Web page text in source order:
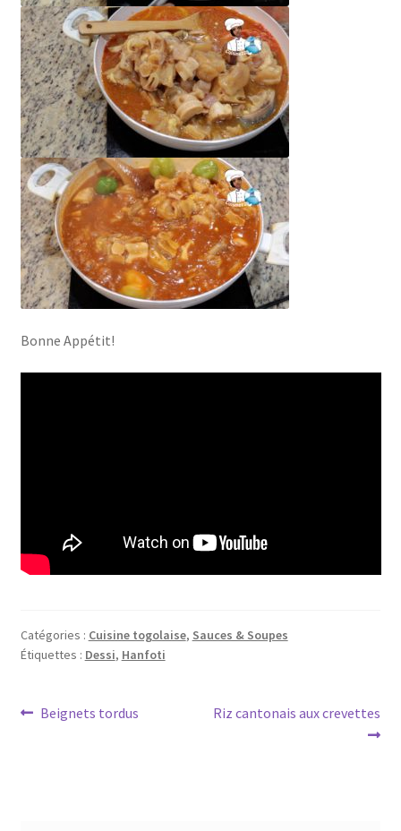
Bonne Appétit!
Catégories : Cuisine togolaise, Sauces & Soupes
Étiquettes : Dessi, Hanfoti
Navigation
Article
Beignets tordus
Article
Riz cantonais aux crevettes